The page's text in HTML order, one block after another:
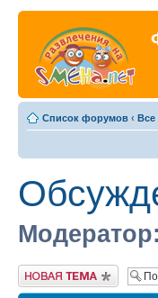
Список форумов ‹ Все
Модератор:
Новая тема